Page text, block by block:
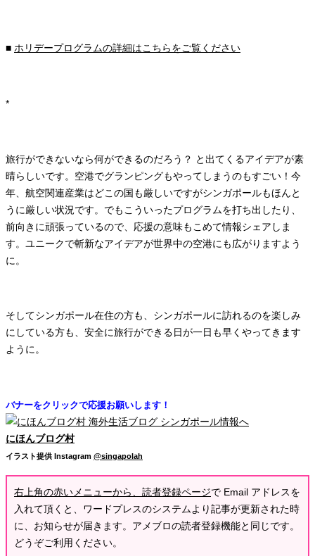
■ ホリデープログラムの詳細はこちらをご覧ください
*
旅行ができないなら何ができるのだろう？ と出てくるアイデアが素
晴らしいです。空港でグランピングもやってしまうのもすごい！今
年、航空関連産業はどこの国も厳しいですがシンガポールもほんと
うに厳しい状況です。でもこういったプログラムを打ち出したり、
前向きに頑張っているので、応援の意味もこめて情報シェアしま
す。ユニークで斬新なアイデアが世界中の空港にも広がりますよう
に。
そしてシンガポール在住の方も、シンガポールに訪れるのを楽しみ
にしている方も、安全に旅行ができる日が一日も早くやってきます
ように。
バナーをクリックで応援お願いします！
にほんブログ村
イラスト提供 Instagram @singapolah
右上角の赤いメニューから、読者登録ページで Email アドレスを
入れて頂くと、ワードプレスのシステムより記事が更新された時
に、お知らせが届きます。アメブロの読者登録機能と同じです。
どうぞご利用ください。